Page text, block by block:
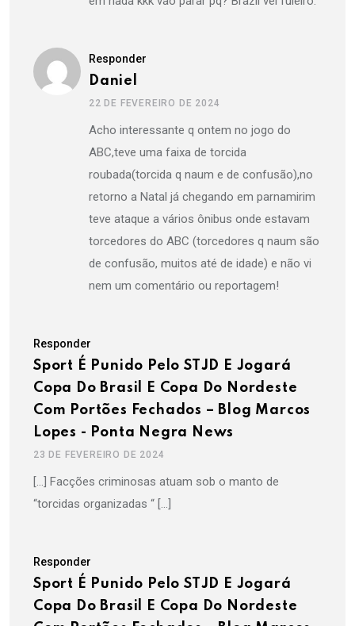
Responder
Daniel
22 DE FEVEREIRO DE 2024
Acho interessante q ontem no jogo do
ABC,teve uma faixa de torcida
roubada(torcida q naum e de confusão),no
retorno a Natal já chegando em parnamirim
teve ataque a vários ônibus onde estavam
torcedores do ABC (torcedores q naum são
de confusão, muitos até de idade) e não vi
nem um comentário ou reportagem!
Responder
Sport É Punido Pelo STJD E Jogará
Copa Do Brasil E Copa Do Nordeste
Com Portões Fechados – Blog Marcos
Lopes - Ponta Negra News
23 DE FEVEREIRO DE 2024
[…] Facções criminosas atuam sob o manto de
“torcidas organizadas “ […]
Responder
Sport É Punido Pelo STJD E Jogará
Copa Do Brasil E Copa Do Nordeste